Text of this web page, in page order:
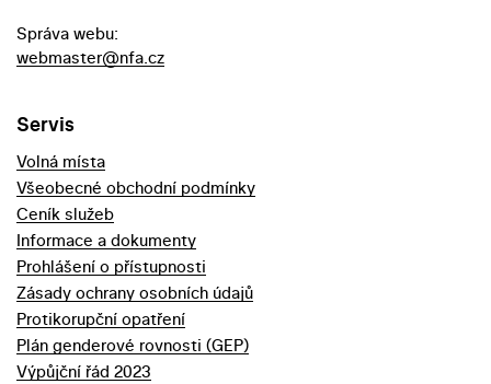
Správa webu:
webmaster@nfa.cz
Servis
Volná místa
Všeobecné obchodní podmínky
Ceník služeb
Informace a dokumenty
Prohlášení o přístupnosti
Zásady ochrany osobních údajů
Protikorupční opatření
Plán genderové rovnosti (GEP)
Výpůjční řád 2023